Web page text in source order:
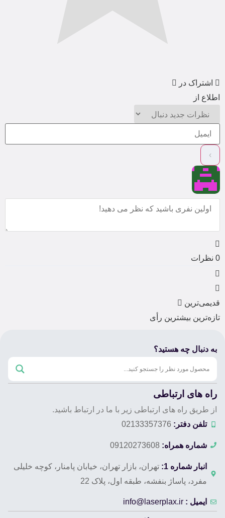
اشتراک در
اطلاع از
0 نظرات
قدیمی‌ترین
تازه‌ترین بیشترین رأی
به دنبال چه هستید؟
راه های ارتباطی
از طریق راه های ارتباطی زیر با ما در ارتباط باشید.
تلفن دفتر: 02133357376
شماره همراه: 09120273608
انبار شماره 1:
تهران، بازار تهران، خیابان پامنار، کوچه خلیلی
مفرد، پاساژ بنفشه، طبقه اول، پلاک 22
ایمیل : info@laserplax.ir